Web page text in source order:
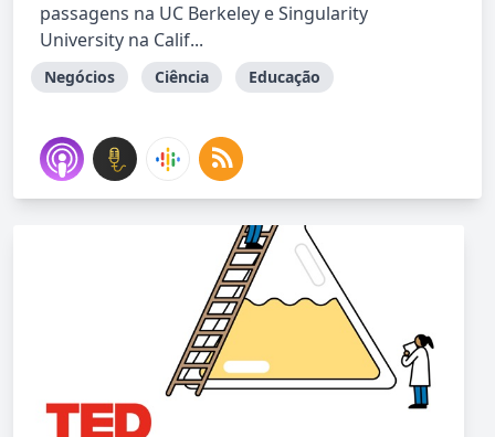
passagens na UC Berkeley e Singularity
University na Calif...
Negócios Ciência Educação